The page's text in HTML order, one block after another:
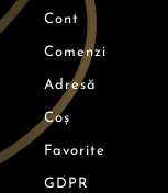
Cont
Comenzi
Adresă
Coș
Favorite
GDPR